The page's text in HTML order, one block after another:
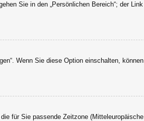
Sie in den „Persönlichen Bereich“; der
Wenn Sie diese Option einschalten,
für Sie passende Zeitzone